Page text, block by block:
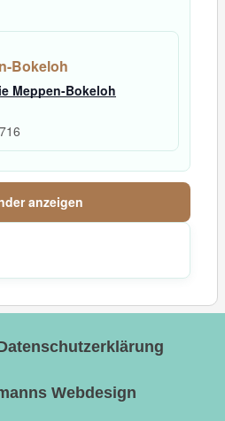
Bokeloh
Meppen-Bokeloh
anzeigen
Webdesign